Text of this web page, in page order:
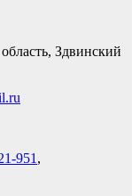
Здвинский
951 ,